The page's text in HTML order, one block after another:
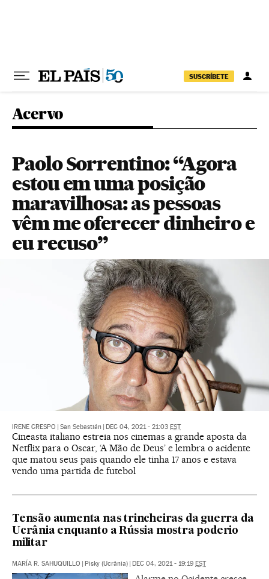
SUSCRÍBETE
Acervo
Paolo Sorrentino: “Agora
estou em uma posição
maravilhosa: as pessoas
vêm me oferecer dinheiro e
eu recuso”
IRENE CRESPO San Sebastián DEC 04, 2021 - 21:03 EST
Cineasta italiano estreia nos cinemas a grande aposta da
Netflix para o Oscar, ‘A Mão de Deus’ e lembra o acidente
que matou seus pais quando ele tinha 17 anos e estava
vendo uma partida de futebol
Tensão aumenta nas trincheiras da guerra da
Ucrânia enquanto a Rússia mostra poderio
militar
MARÍA R. SAHUQUILLO Pisky (Ucrânia) DEC 04, 2021 - 19:19 EST